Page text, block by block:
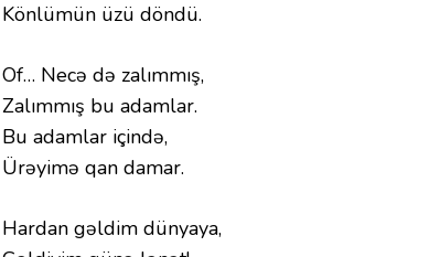
Könlümün üzü döndü.
Of… Necə də zalımmış,
Zalımmış bu adamlar.
Bu adamlar içində,
Ürəyimə qan damar.
Hardan gəldim dünyaya,